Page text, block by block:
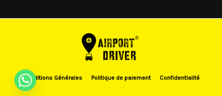
Conditions Générales Politique de paiement Confidentialité